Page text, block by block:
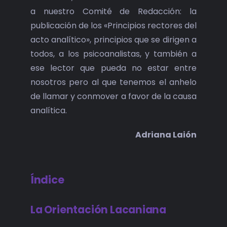
a nuestro Comité de Redacción: la
publicación de los «Principios rectores del
acto analítico», principios que se dirigen a
todos, a los psicoanalistas, y también a
ese lector que pueda no estar entre
nosotros pero al que tenemos el anhelo
de llamar y conmover a favor de la causa
analítica.
Adriana Laión
Índice
La Orientación Lacaniana